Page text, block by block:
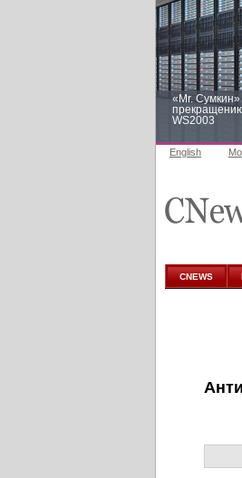
«Mr. Сумкин»
WS2003
аналитике
English
CNEWS